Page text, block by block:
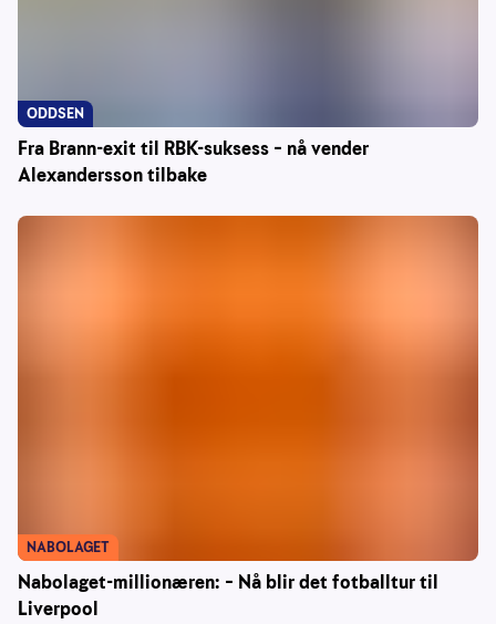
Fra Brann-exit til RBK-suksess – nå vender
Alexandersson tilbake
ODDSEN
Nabolaget-millionæren: – Nå blir det fotballtur til
Liverpool
NABOLAGET